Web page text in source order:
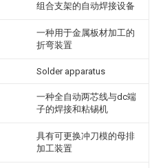
组合支架的自动焊接设备
一种用于金属板材加工的
折弯装置
Solder apparatus
一种全自动两芯线与dc端
子的焊接和粘锡机
具有可更换冲刀模的母排
加工装置